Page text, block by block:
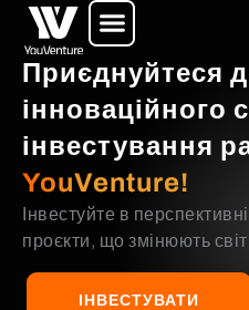
Перейти
вмістуПриєднуйтеся
інноваційного
інвестування
YouVenture!
Інвестуйте в
проєкти, що змінюють світ
ІНВЕСТУВАТИ